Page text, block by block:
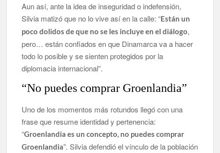
Aun así, ante la idea de inseguridad o indefensión,
Silvia matizó que no lo vive así en la calle: “Están un
poco dolidos de que no se les incluye en el diálogo,
pero… están confiados en que Dinamarca va a hacer
todo lo posible y se sienten protegidos por la
diplomacia internacional”.
“No puedes comprar Groenlandia”
Uno de los momentos más rotundos llegó con una
frase que resume identidad y pertenencia:
“Groenlandia es un concepto, no puedes comprar
Groenlandia”. Silvia defendió el vínculo de la población